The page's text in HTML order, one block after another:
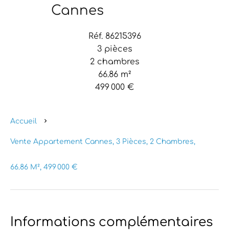
Cannes
Réf. 86215396
3 pièces
2 chambres
66.86 m²
499 000 €
Accueil
Vente Appartement Cannes, 3 Pièces, 2 Chambres,
66.86 M², 499 000 €
Informations complémentaires